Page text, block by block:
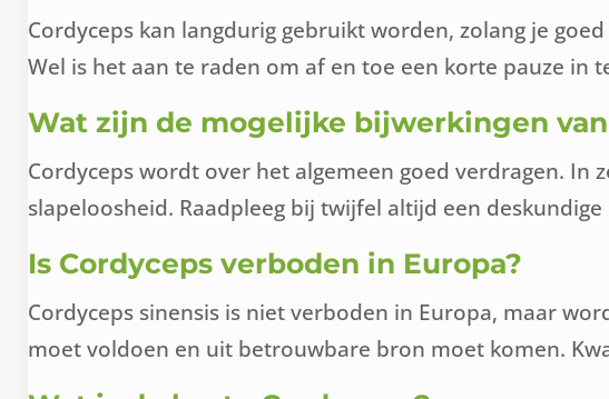
Cordyceps kan langdurig gebruikt worden, zolang je
Wel is het aan te raden om af en toe een korte pauze in
Wat zijn de mogelijke bijwerkingen van
Cordyceps wordt over het algemeen goed verdragen.
slapeloosheid. Raadpleeg bij twijfel altijd een
Is Cordyceps verboden in Europa?
Cordyceps sinensis is niet verboden in Europa, maar
moet voldoen en uit betrouwbare bron moet komen.